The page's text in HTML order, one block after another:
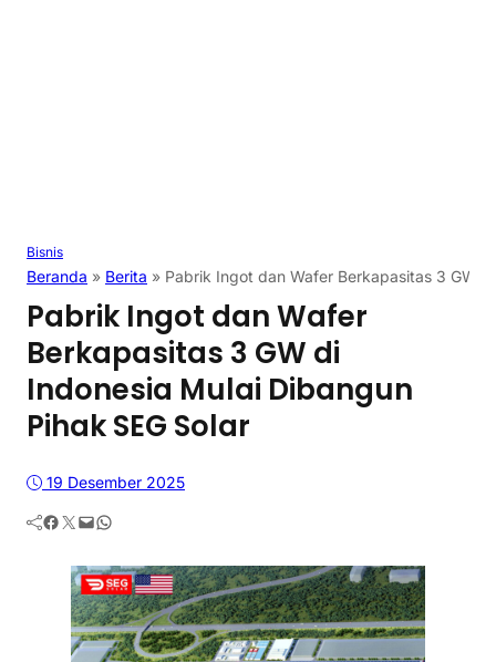
Bisnis
Beranda » Berita » Pabrik Ingot dan Wafer Berkapasitas 3 GW
Pabrik Ingot dan Wafer
Berkapasitas 3 GW di
Indonesia Mulai Dibangun
Pihak SEG Solar
19 Desember 2025
Facebook Twitter Mail WhatsApp